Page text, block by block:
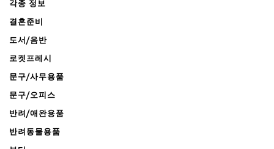
각종 정보
결혼준비
도서/음반
로켓프레시
문구/사무용품
문구/오피스
반려/애완용품
반려동물용품